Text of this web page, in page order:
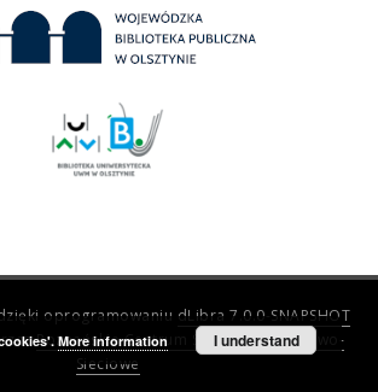
oprogramowaniu dLibra 7.0.0-SNAPSHOT
Poznańskie Centrum Superkomputerowo-
Sieciowe
More information I understand